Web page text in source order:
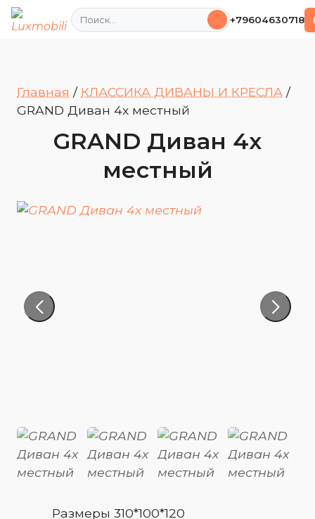
Поиск +79604630718
Главная / КЛАССИКА ДИВАНЫ И КРЕСЛА /
GRAND Диван 4х местный
GRAND Диван 4х
местный
Размеры 310*100*120